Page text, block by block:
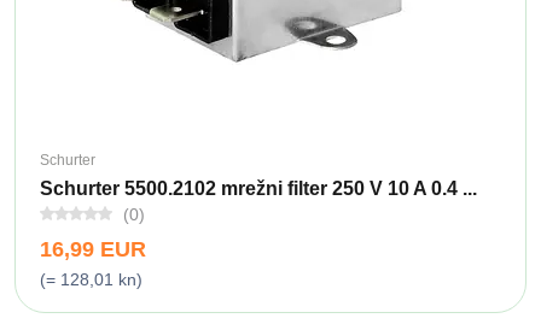
Schurter
Schurter 5500.2102 mrežni filter 250 V 10 A 0.4 ...
(0)
16,99 EUR
(= 128,01 kn)